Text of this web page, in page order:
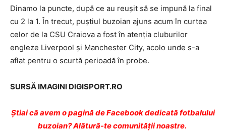
Dinamo la puncte, după ce au reuşit să se impună la final
cu 2 la 1. În trecut, puştiul buzoian ajuns acum în curtea
celor de la CSU Craiova a fost în atenţia cluburilor
engleze Liverpool şi Manchester City, acolo unde s-a
aflat pentru o scurtă perioadă în probe.
SURSĂ IMAGINI DIGISPORT.RO
Ştiai că avem o pagină de Facebook dedicată fotbalului
buzoian? Alătură-te comunității noastre.